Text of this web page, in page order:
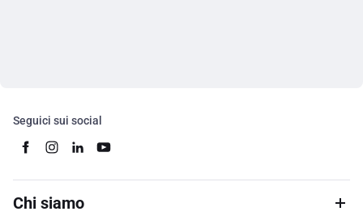
Seguici sui social
Chi siamo